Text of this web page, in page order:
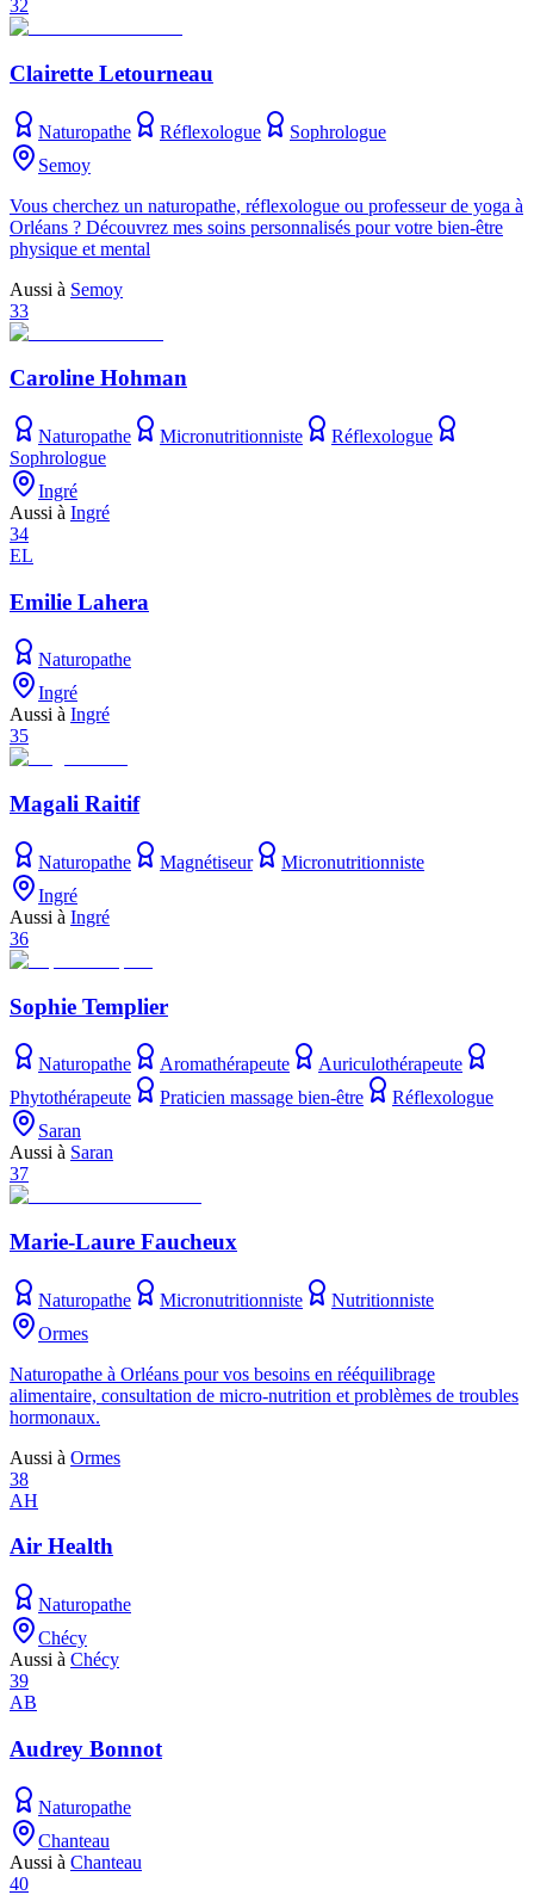
32
Clairette Letourneau
Naturopathe Réflexologue
Sophrologue
Semoy
Vous cherchez un naturopathe, réflexologue ou professeur de yoga à
Orléans ? Découvrez mes soins personnalisés pour votre bien-être
physique et mental
Aussi à Semoy
33
Caroline Hohman
Naturopathe Micronutritionniste
Réflexologue
Sophrologue
Ingré
Aussi à Ingré
34
EL
Emilie Lahera
Naturopathe
Ingré
Aussi à Ingré
35
Magali Raitif
Naturopathe Magnétiseur
Micronutritionniste
Ingré
Aussi à Ingré
36
Sophie Templier
Naturopathe Aromathérapeute
Auriculothérapeute
Phytothérapeute
Praticien massage bien-être
Réflexologue
Saran
Aussi à Saran
37
Marie-Laure Faucheux
Naturopathe Micronutritionniste
Nutritionniste
Ormes
Naturopathe à Orléans pour vos besoins en rééquilibrage
alimentaire, consultation de micro-nutrition et problèmes de troubles
hormonaux.
Aussi à Ormes
38
AH
Air Health
Naturopathe
Chécy
Aussi à Chécy
39
AB
Audrey Bonnot
Naturopathe
Chanteau
Aussi à Chanteau
40